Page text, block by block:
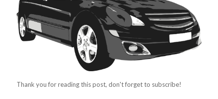
Thank you for reading this post, don't forget to subscribe!